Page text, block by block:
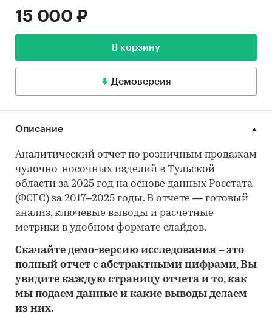
15 000 ₽
В корзину
Демоверсия
Описание
Аналитический отчет по розничным продажам
чулочно-носочных изделий в Тульской
области за 2025 год на основе данных Росстата
(ФСГС) за 2017–2025 годы. В отчете — готовый
анализ, ключевые выводы и расчетные
метрики в удобном формате слайдов.
Скачайте демо-версию исследования – это
полный отчет с абстрактными цифрами, Вы
увидите каждую страницу отчета и то,как
мы подаем данные и какие выводы делаем
из них.